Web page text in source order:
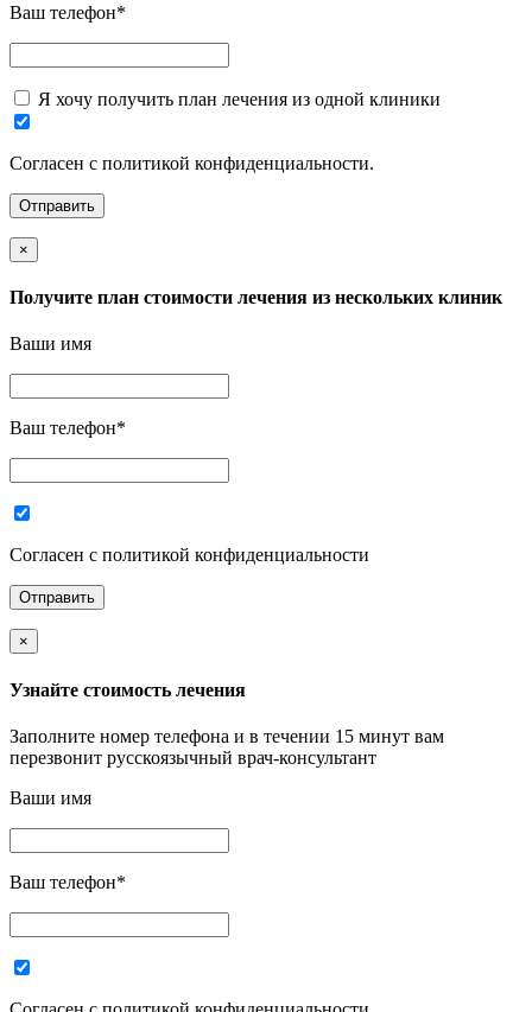
Ваш телефон*
Я хочу получить план лечения из одной клиники
Согласен с политикой конфиденциальности.
×
Получите план стоимости лечения из нескольких клиник
Ваши имя
Ваш телефон*
Согласен с политикой конфиденциальности
×
Узнайте стоимость лечения
Заполните номер телефона и в течении 15 минут вам
перезвонит русскоязычный врач-консультант
Ваши имя
Ваш телефон*